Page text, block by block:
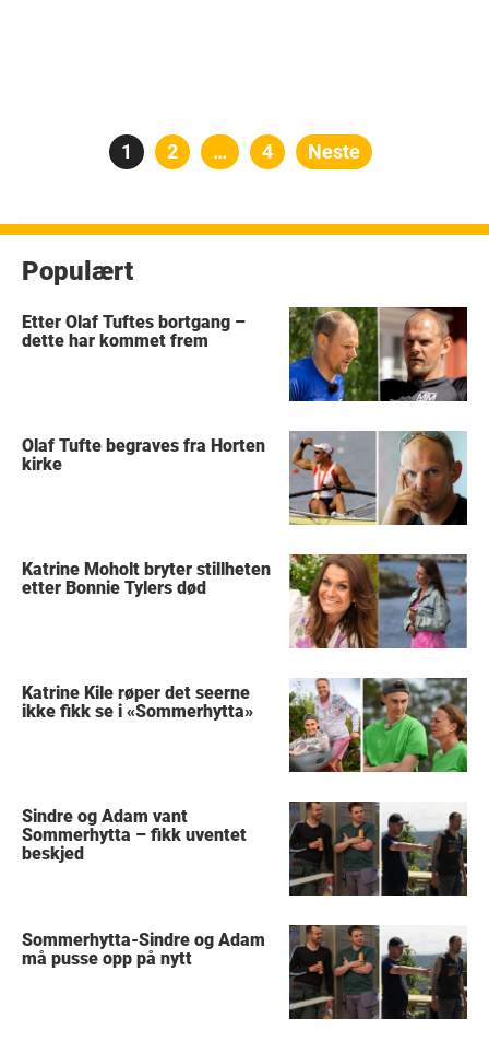
Posts
Side
1 Side
2 … Side
4 Neste
Populært
Etter Olaf Tuftes bortgang –
dette har kommet frem
Olaf Tufte begraves fra Horten
kirke
Katrine Moholt bryter stillheten
etter Bonnie Tylers død
Katrine Kile røper det seerne
ikke fikk se i «Sommerhytta»
Sindre og Adam vant
Sommerhytta – fikk uventet
beskjed
Sommerhytta-Sindre og Adam
må pusse opp på nytt